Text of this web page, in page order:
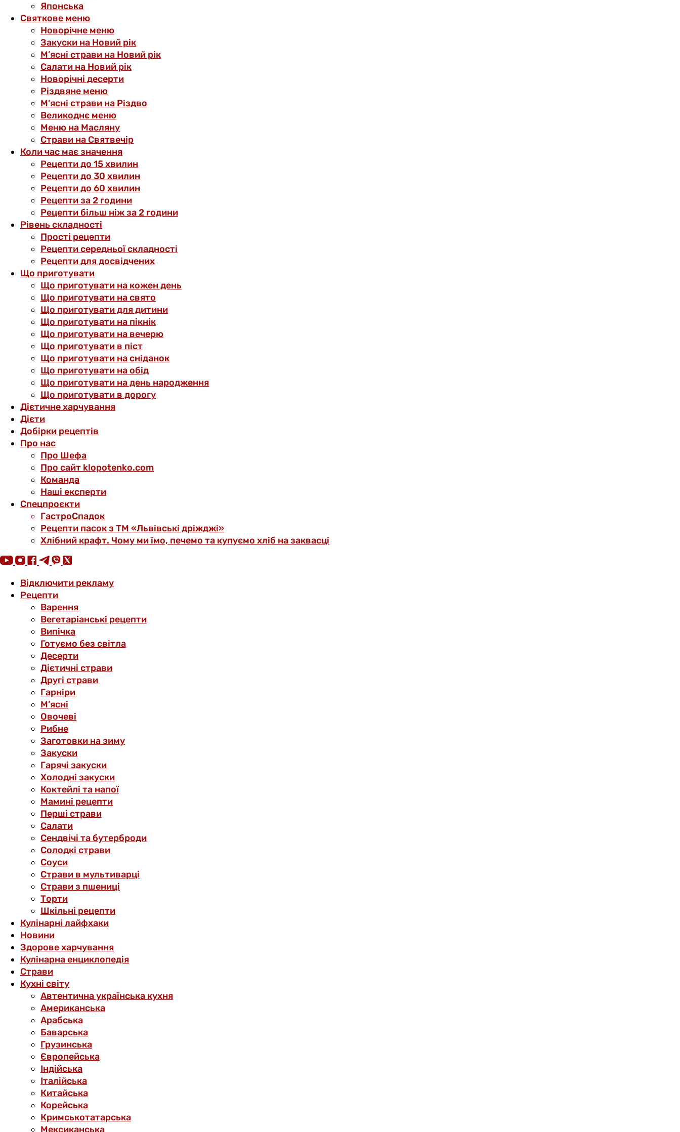
Японська
Святкове меню
Новорічне меню
Закуски на Новий рік
М’ясні страви на Новий рік
Салати на Новий рік
Новорічні десерти
Різдвяне меню
М’ясні страви на Різдво
Великоднє меню
Меню на Масляну
Страви на Святвечір
Коли час має значення
Рецепти до 15 хвилин
Рецепти до 30 хвилин
Рецепти до 60 хвилин
Рецепти за 2 години
Рецепти більш ніж за 2 години
Рівень складності
Прості рецепти
Рецепти середньої складності
Рецепти для досвідчених
Що приготувати
Що приготувати на кожен день
Що приготувати на свято
Що приготувати для дитини
Що приготувати на пікнік
Що приготувати на вечерю
Що приготувати в піст
Що приготувати на сніданок
Що приготувати на обід
Що приготувати на день народження
Що приготувати в дорогу
Дієтичне харчування
Дієти
Добірки рецептів
Про нас
Про Шефа
Про сайт klopotenko.com
Команда
Наші експерти
Спецпроєкти
ГастроСпадок
Рецепти пасок з ТМ «Львівські дріжджі»
Хлібний крафт. Чому ми їмо, печемо та купуємо хліб на заквасці
Відключити рекламу
Рецепти
Варення
Вегетаріанські рецепти
Випічка
Готуємо без світла
Десерти
Дієтичні страви
Другі страви
Гарніри
М’ясні
Овочеві
Рибне
Заготовки на зиму
Закуски
Гарячі закуски
Холодні закуски
Коктейлі та напої
Мамині рецепти
Перші страви
Салати
Сендвічі та бутерброди
Солодкі страви
Соуси
Страви в мультиварці
Страви з пшениці
Торти
Шкільні рецепти
Кулінарні лайфхаки
Новини
Здорове харчування
Кулінарна енциклопедія
Страви
Кухні світу
Автентична українська кухня
Американська
Арабська
Баварська
Грузинська
Європейська
Індійська
Італійська
Китайська
Корейська
Кримськотатарська
Мексиканська